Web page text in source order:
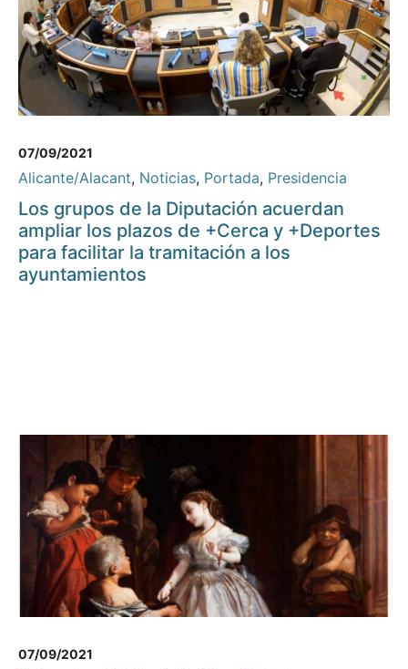
07/09/2021
Alicante/Alacant, Noticias, Portada, Presidencia
Los grupos de la Diputación acuerdan
ampliar los plazos de +Cerca y +Deportes
para facilitar la tramitación a los
ayuntamientos
07/09/2021